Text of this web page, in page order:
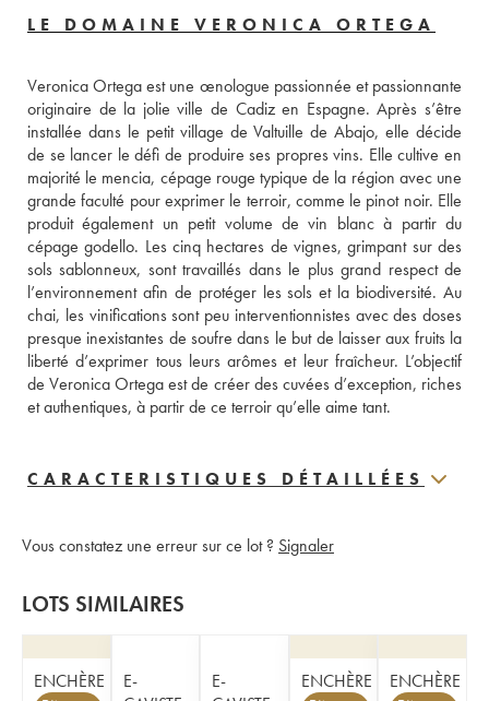
LE DOMAINE VERONICA ORTEGA
Veronica Ortega est une œnologue passionnée et passionnante
originaire de la jolie ville de Cadiz en Espagne. Après s’être
installée dans le petit village de Valtuille de Abajo, elle décide
de se lancer le défi de produire ses propres vins. Elle cultive en
majorité le mencia, cépage rouge typique de la région avec une
grande faculté pour exprimer le terroir, comme le pinot noir. Elle
produit également un petit volume de vin blanc à partir du
cépage godello. Les cinq hectares de vignes, grimpant sur des
sols sablonneux, sont travaillés dans le plus grand respect de
l’environnement afin de protéger les sols et la biodiversité. Au
chai, les vinifications sont peu interventionnistes avec des doses
presque inexistantes de soufre dans le but de laisser aux fruits la
liberté d’exprimer tous leurs arômes et leur fraîcheur. L’objectif
de Veronica Ortega est de créer des cuvées d’exception, riches
et authentiques, à partir de ce terroir qu’elle aime tant.
CARACTERISTIQUES DÉTAILLÉES
Vous constatez une erreur sur ce lot ? Signaler
LOTS SIMILAIRES
ENCHÈRE
E-
E-
ENCHÈRE ENCHÈRE